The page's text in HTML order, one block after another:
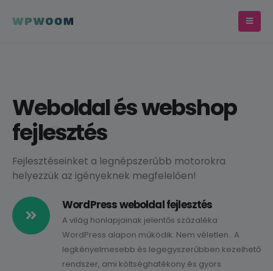
Weboldal és webshop
fejlesztés
Fejlesztéseinket a legnépszerűbb motorokra
helyezzük az igényeknek megfelelően!
WordPress weboldal fejlesztés
A világ honlapjainak jelentős százaléka
WordPress alapon működik. Nem véletlen.. A
legkényelmesebb és legegyszerűbben kezelhető
rendszer, ami költséghatékony és gyors